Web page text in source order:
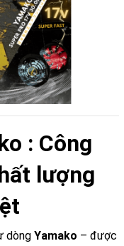
: Công
lượng
dòng Yamako – được